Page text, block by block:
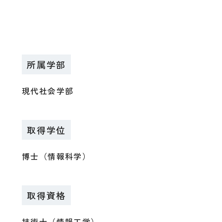
所属学部
現代社会学部
取得学位
博士（情報科学）
取得資格